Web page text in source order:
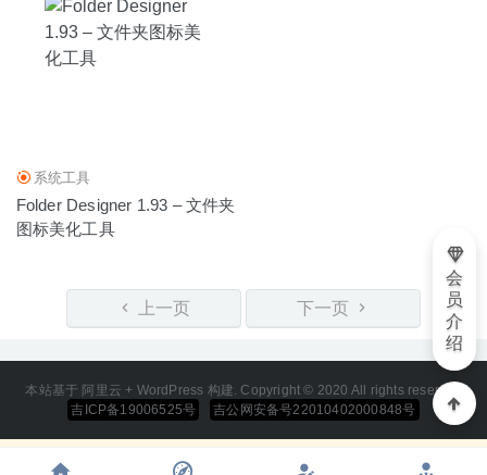
系统工具
Folder Designer 1.93 – 文件夹
图标美化工具
上一页 下一页
本站基于 阿里云 + WordPress 构建. Copyright © 2020 All rights reserved
吉ICP备19006525号
吉公网安备号22010402000848号
会
员
介
绍